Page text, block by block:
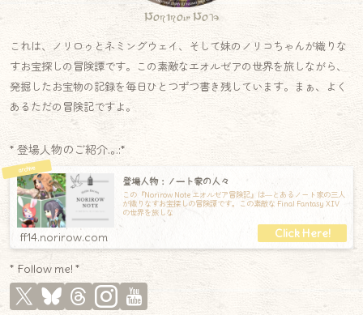
Norirow Note
これは、ノリロゥとネミングウェイ、そして妹のノリコちゃんが織りな
すお宝探しの冒険譚です。この素敵なエオルゼアの世界を旅しながら、
発掘したお宝物の記録を毎日ひとつずつ書き残しています。まぁ、よく
あるただの冒険記ですよ。
* 登場人物のご紹介.｡.:*
登場人物：ノート家の人々
この『Norirow Note エオルゼア冒険記』は―とあるノート家の三人
が織りなすお宝探しの冒険譚です。この素敵な Final Fantasy XIV
の世界を旅しな
ff14.norirow.com
* Follow me! *